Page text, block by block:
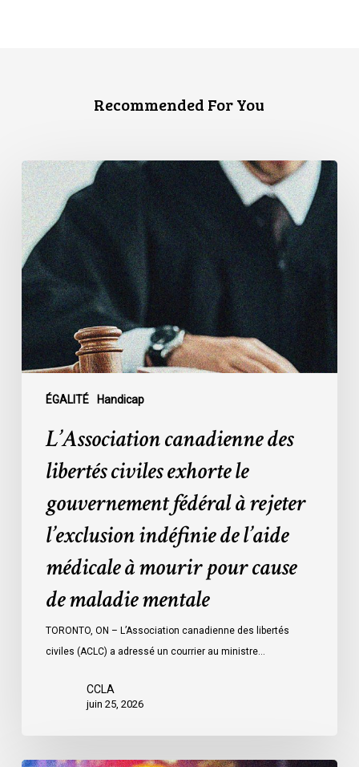
Recommended For You
ÉGALITÉ Handicap
L’Association
canadienne
des
libertés
civiles
exhorte
le
gouvernement
fédéral
rejeter
l’exclusion
l’aide
médicale
mourir
cause
maladie
mentale
L’Association canadienne des
libertés civiles exhorte le
gouvernement fédéral à rejeter
l’exclusion indéfinie de l’aide
médicale à mourir pour cause
de maladie mentale
TORONTO, ON – L’Association canadienne des libertés
civiles (ACLC) a adressé un courrier au ministre…
CCLA
juin 25, 2026